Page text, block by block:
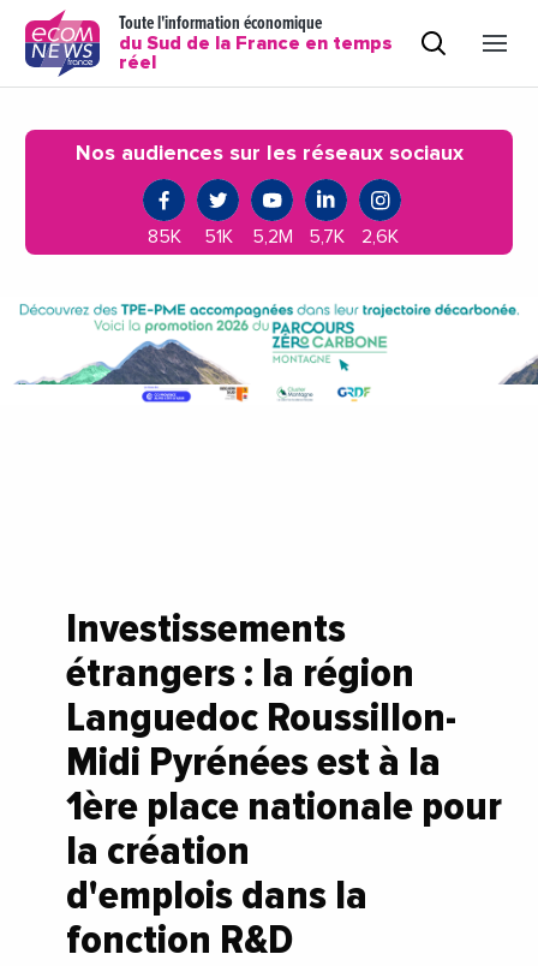
Toute l'information économique
du Sud de la France en temps
réel
Nos audiences sur les réseaux sociaux
85K 51K 5,2M 5,7K 2,6K
Investissements
étrangers : la région
Languedoc Roussillon-
Midi Pyrénées est à la
1ère place nationale pour
la création
d'emplois dans la
fonction R&D